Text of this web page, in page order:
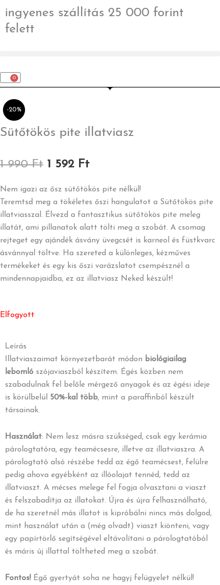
to
content
ingyenes szállítás 25 000 forint
felett
0
Kosár
-20%
Sütőtökös pite illatviasz
1 990Ft Original
was:
1
990 Ft.
1 592 FtCurrent
is:
1
592 Ft.
Nem igazi az ősz sütőtökös pite nélkül!
Teremtsd meg a tökéletes őszi hangulatot a Sütőtökös pite
illatviasszal. Élvezd a fantasztikus sütőtökös pite meleg
illatát, ami pillanatok alatt tölti meg a szobát. A csomag
rejteget egy ajándék ásvány üvegcsét is karneol és füstkvarc
ásvánnyal töltve. Ha szereted a különleges, kézműves
termékeket és egy kis őszi varázslatot csempésznél a
mindennapjaidba, ez az illatviasz Neked készült!
Elfogyott
Leírás
Illatviaszaimat környezetbarát módon biológiailag
lebomló szójaviaszból készítem. Égés közben nem
szabadulnak fel belőle mérgező anyagok és az égési ideje
is körülbelül 50%-kal több, mint a paraffinból készült
társainak.
Használat: Nem lesz másra szükséged, csak egy kerámia
párologtatóra, egy teamécsesre, illetve az illatviaszra. A
párologtató alsó részébe tedd az égő teamécsest, felülre
pedig ahova egyébként az illóolajat tennéd, tedd az
illatviaszt. A mécses melege fel fogja olvasztani a viaszt
és felszabadítja az illatokat. Újra és újra felhasználható,
de ha szeretnél más illatot is kipróbálni nincs más dolgod,
mint használat után a (még olvadt) viaszt kiönteni, vagy
egy papírtörlő segítségével eltávolítani a párologtatóból
és máris új illattal töltheted meg a szobát.
Fontos! Égő gyertyát soha ne hagyj felügyelet nélkül!